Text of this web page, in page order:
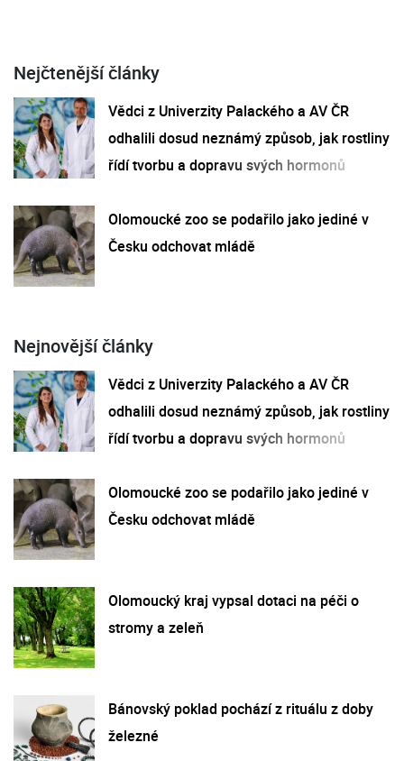
Nejčtenější články
Vědci z Univerzity Palackého a AV ČR
odhalili dosud neznámý způsob, jak rostliny
řídí tvorbu a dopravu svých hormonů
Olomoucké zoo se podařilo jako jediné v
Česku odchovat mládě
Nejnovější články
Vědci z Univerzity Palackého a AV ČR
odhalili dosud neznámý způsob, jak rostliny
řídí tvorbu a dopravu svých hormonů
Olomoucké zoo se podařilo jako jediné v
Česku odchovat mládě
Olomoucký kraj vypsal dotaci na péči o
stromy a zeleň
Bánovský poklad pochází z rituálu z doby
železné